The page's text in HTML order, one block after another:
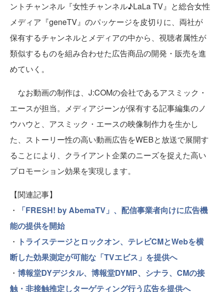
ントチャンネル『女性チャンネル♪LaLa TV』と総合女性
メディア『geneTV』のパッケージを皮切りに、両社が
保有するチャンネルとメディアの中から、視聴者属性が
類似するものを組み合わせた広告商品の開発・販売を進
めていく。
なお動画の制作は、J:COMの会社であるアスミック・
エースが担当。メディアジーンが保有する記事編集のノ
ウハウと、アスミック・エースの映像制作力を生かし
た、ストーリー性の高い動画広告をWEBと放送で展開す
ることにより、クライアント企業のニーズを捉えた高い
プロモーション効果を実現します。
【関連記事】
・
「FRESH! by AbemaTV」、配信事業者向けに広告機
能の提供を開始
・ トライステージとロックオン、テレビCMとWebを横
断した効果測定が可能な「TVエビス」を提供へ
・ 博報堂DYデジタル、博報堂DYMP、シナラ、CMの接
触・非接触推定しターゲティング行う広告を提供へ